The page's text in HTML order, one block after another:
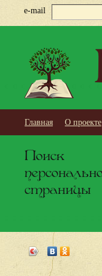
e-mail
Главная О проекте
Поиск
страницы